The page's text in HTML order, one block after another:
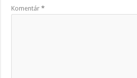
Komentár*